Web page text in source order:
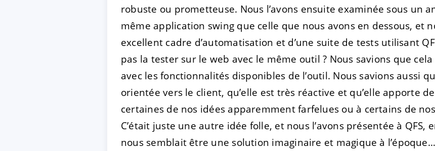
robuste ou prometteuse. Nous l’avons ensuite examinée sous un
même application swing que celle que nous avons en dessous, et
excellent cadre d’automatisation et d’une suite de tests utilisant
pas la tester sur le web avec le même outil ? Nous savions que
avec les fonctionnalités disponibles de l’outil. Nous savions aussi
orientée vers le client, qu’elle est très réactive et qu’elle apporte
certaines de nos idées apparemment farfelues ou à certains de
C’était juste une autre idée folle, et nous l’avons présentée à
nous semblait être une solution imaginaire et magique à l’époque…